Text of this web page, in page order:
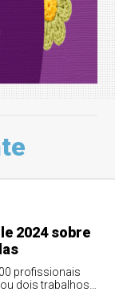
2024 sobre
profissionais
dois trabalhos